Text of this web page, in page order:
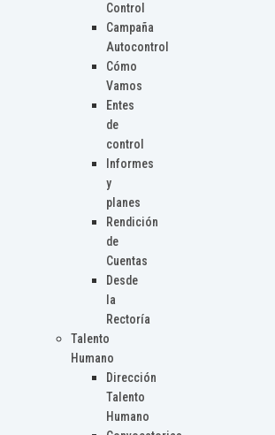
Control
Campaña
Autocontrol
Cómo
Vamos
Entes
de
control
Informes
y
planes
Rendición
de
Cuentas
Desde
la
Rectoría
Talento
Humano
Dirección
Talento
Humano